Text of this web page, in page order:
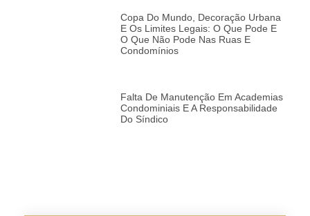
Copa Do Mundo, Decoração Urbana
E Os Limites Legais: O Que Pode E
O Que Não Pode Nas Ruas E
Condomínios
Falta De Manutenção Em Academias
Condominiais E A Responsabilidade
Do Síndico